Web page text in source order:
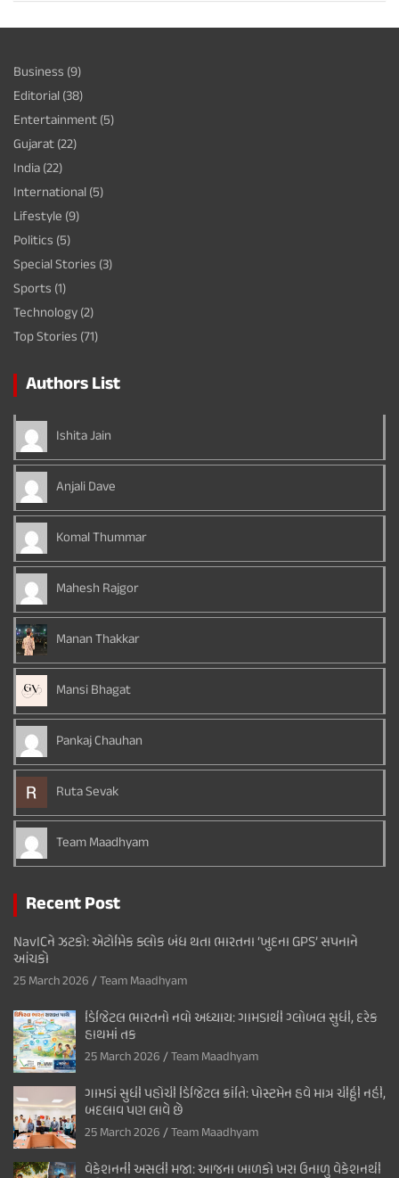
Business (9)
Editorial(38)
Entertainment(5)
Gujarat(22)
India(22)
International(5)
Lifestyle (9)
Politics (5)
Special Stories (3)
Sports (1)
Technology(2)
Top Stories (71)
Authors List
Ishita Jain
Anjali Dave
Komal Thummar
Mahesh Rajgor
Manan Thakkar
Mansi Bhagat
Pankaj Chauhan
Ruta Sevak
Team Maadhyam
Recent Post
NavICને ઝટકો: એટોમિક ક્લોક બંધ થતા ભારતના ‘ખુદના GPS’ સપનાને
આંચકો
25 March 2026 Team Maadhyam
ડિજિટલ ભારતનો નવો અધ્યાય: ગામડાથી ગ્લોબલ સુધી, દરેક
હાથમાં તક
25 March 2026 Team Maadhyam
ગામડાં સુધી પહોંચી ડિજિટલ ક્રાંતિ: પોસ્ટમેન હવે માત્ર ચીઠ્ઠી નહીં,
બદલાવ પણ લાવે છે
25 March 2026 Team Maadhyam
વેકેશનની અસલી મજા: આજના બાળકો ખરા ઉનાળુ વેકેશનથી